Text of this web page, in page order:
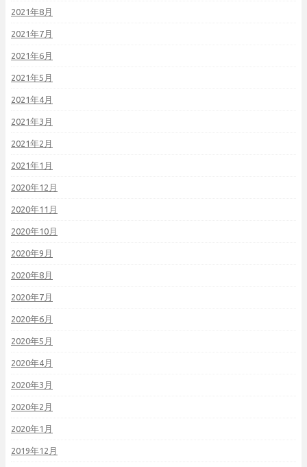
2021年8月
2021年7月
2021年6月
2021年5月
2021年4月
2021年3月
2021年2月
2021年1月
2020年12月
2020年11月
2020年10月
2020年9月
2020年8月
2020年7月
2020年6月
2020年5月
2020年4月
2020年3月
2020年2月
2020年1月
2019年12月